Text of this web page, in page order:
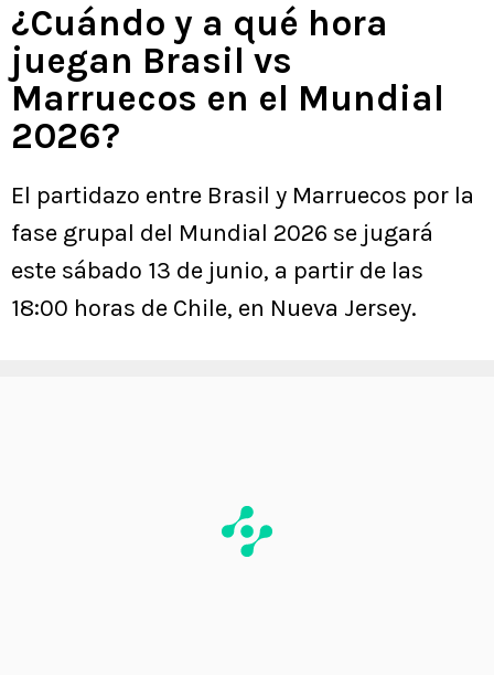
¿Cuándo y a qué hora
juegan Brasil vs
Marruecos en el Mundial
2026?
El partidazo entre Brasil y Marruecos por la
fase grupal del Mundial 2026 se jugará
este sábado 13 de junio, a partir de las
18:00 horas de Chile, en Nueva Jersey.